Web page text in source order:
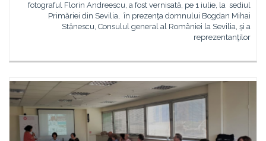
fotograful Florin Andreescu, a fost vernisată, pe 1 iulie, la sediul
Primăriei din Sevilia, în prezenţa domnului Bogdan Mihai
Stănescu, Consulul general al României la Sevilia, și a
reprezentanţilor